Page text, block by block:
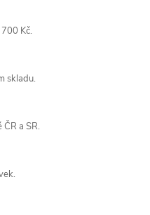
Kč.
skladu.
a SR.